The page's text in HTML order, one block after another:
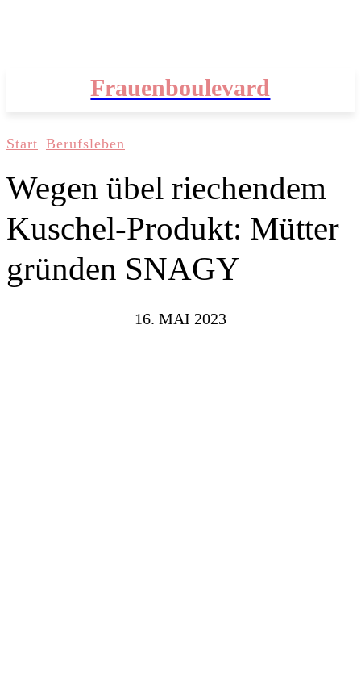
Frauenboulevard
Start Berufsleben
Wegen übel riechendem
Kuschel-Produkt: Mütter
gründen SNAGY
16. MAI 2023